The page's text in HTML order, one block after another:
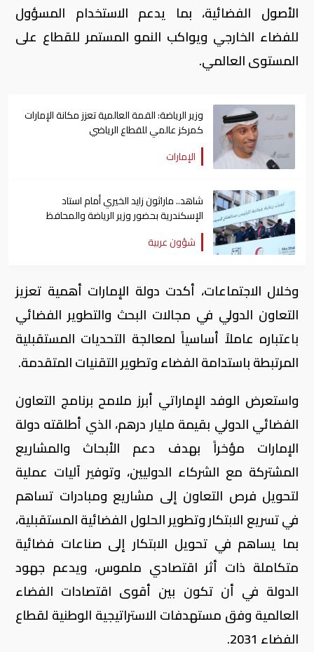
الأصول الفضائية، بما يدعم الاستخدام المسؤول
للفضاء الخارجي ويواكب النمو المستمر للقطاع على
المستوى العالمي.
وزير الرياضة: القمة العالمية تعزز مكانة الإمارات
كمركز عالمي للقطاع الرياضي
الإمارات
شاهد.. ماراثون زايد الخيري أمام استاد
الإسكندرية بحضور وزير الرياضة والمحافظ
شؤون عربية
وخلال الاجتماعات، أكدت دولة الإمارات أهمية تعزيز
التعاون الدولي في مجالات البحث والتطوير الفضائي
باعتباره عاملاً أساسياً لمعالجة التحديات المستقبلية
المرتبطة باستدامة الفضاء وتطوير التقنيات المتقدمة.
واستعرض الوفد الإماراتي أبرز ملامح برنامج التعاون
الفضائي الدولي بقيمة مليار درهم، الذي أطلقته دولة
الإمارات مؤخراً بهدف دعم الأبحاث والمشاريع
المشتركة مع الشركاء الدوليين، وتوفير آليات عملية
لتحويل فرص التعاون إلى مشاريع ومبادرات تساهم
في تسريع الابتكار وتطوير الحلول الفضائية المستقبلية،
بما يساهم في تحويل الابتكار إلى صناعات فضائية
متكاملة ذات أثر اقتصادي ملموس، ويدعم جهود
الدولة في أن تكون بين أقوى اقتصادات الفضاء
العالمية وفق مستهدفات الاستراتيجية الوطنية لقطاع
الفضاء 2031.